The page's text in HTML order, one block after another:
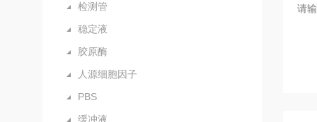
检测管
稳定液
胶原酶
人源细胞因子
PBS
缓冲液